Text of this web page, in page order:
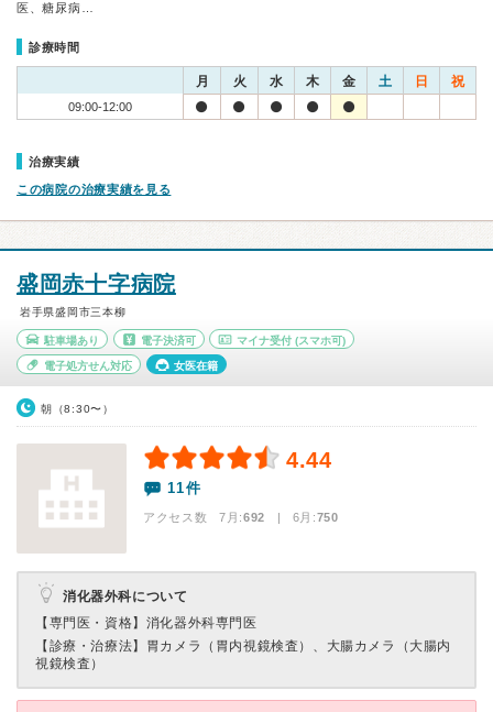
医、糖尿病…
診療時間
月 火 水 木 金 土 日 祝
09:00-12:00
治療実績
この病院の治療実績を見る
盛岡赤十字病院
岩手県盛岡市三本柳
駐車場あり 電子決済可 マイナ受付 (スマホ可)
電子処方せん対応 女医在籍
朝（8:30〜）
4.44
11件
アクセス数 7月:692 | 6月:750
消化器外科について
【専門医・資格】 消化器外科専門医
【診療・治療法】 胃カメラ（胃内視鏡検査）、大腸カメラ（大腸内
視鏡検査）